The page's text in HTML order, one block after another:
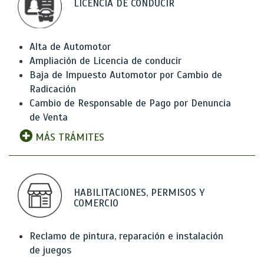
LICENCIA DE CONDUCIR
Alta de Automotor
Ampliación de Licencia de conducir
Baja de Impuesto Automotor por Cambio de
Radicación
Cambio de Responsable de Pago por Denuncia
de Venta
MÁS TRÁMITES
HABILITACIONES, PERMISOS Y
COMERCIO
Reclamo de pintura, reparación e instalación
de juegos